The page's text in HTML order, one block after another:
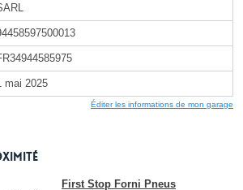
mai 2025
Éditer les informations de mon garage
First Stop Forni Pneus